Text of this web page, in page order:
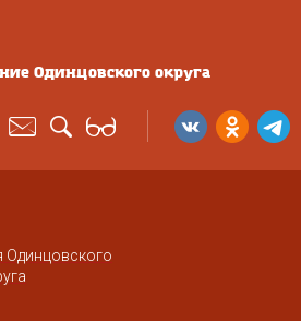
Одинцовского округа
Одинцовского